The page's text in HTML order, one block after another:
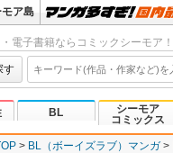
モア島
電子書籍ならコミックシーモア！
す
BL
シーモア
コミックス
BL（ボーイズラブ）マンガ